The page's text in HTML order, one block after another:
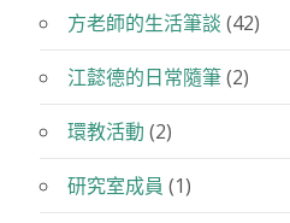
方老師的生活筆談 (42)
江懿德的日常隨筆(2)
環教活動 (2)
研究室成員 (1)